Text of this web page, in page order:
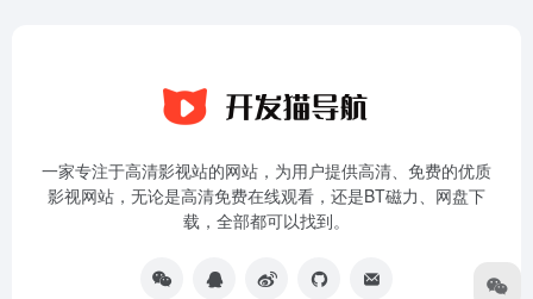
一家专注于高清影视站的网站，为用户提供高清、免费的优质
影视网站，无论是高清免费在线观看，还是BT磁力、网盘下
载，全部都可以找到。